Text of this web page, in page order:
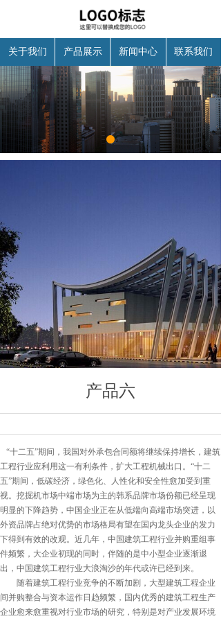
关于我们 产品展示 新闻中心 联系我们
产品六
“十二五”期间，我国对外承包合同额将继续保持增长，建筑
工程行业应利用这一有利条件，扩大工程机械出口。“十二
五”期间，低碳经济，绿色化、人性化和安全性愈加受到重
视。挖掘机市场中端市场为主的韩系品牌市场份额已经呈现
明显的下降趋势，中国企业正在从低端向高端市场突进，以
外资品牌占绝对优势的市场格局有望在国内龙头企业的发力
下得到有效的改观。近几年，中国建筑工程行业并购重组事
件频繁，大企业初现的同时，伴随的是中小型企业逐渐退
出，中国建筑工程行业大浪淘沙的年代或许已经到来。
随着建筑工程行业竞争的不断加剧，大型建筑工程企业
间并购整合与资本运作日趋频繁，国内优秀的建筑工程生产
企业愈来愈重视对行业市场的研究，特别是对产业发展环境